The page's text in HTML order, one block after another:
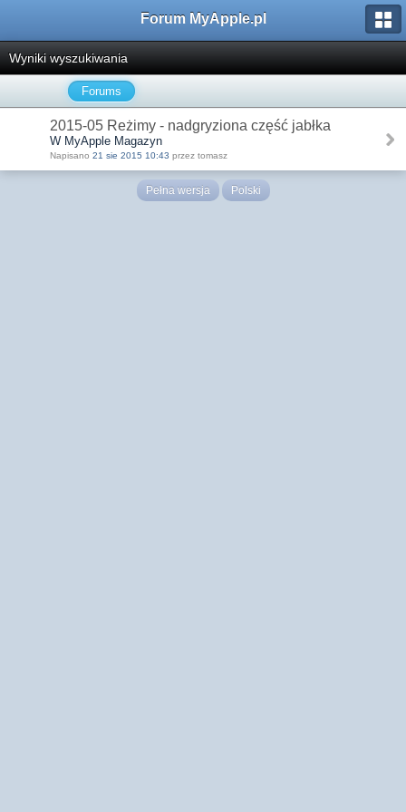
Forum MyApple.pl
Wyniki wyszukiwania
Forums
2015-05 Reżimy - nadgryziona część jabłka
W MyApple Magazyn
Napisano 21 sie 2015 10:43 przez tomasz
Pełna wersja Polski